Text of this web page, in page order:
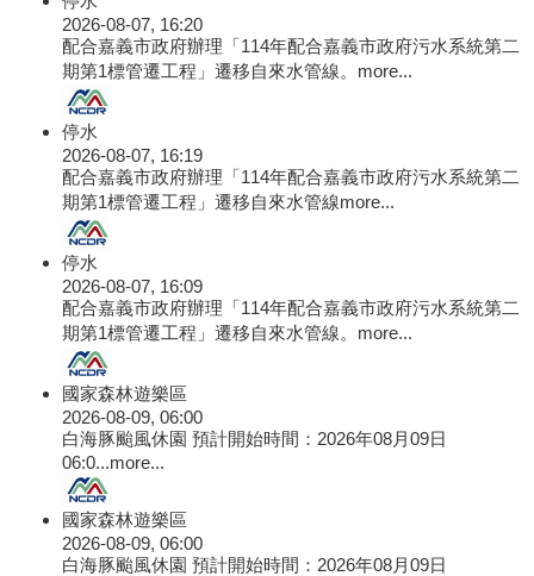
2026-08-07, 16:20
配合嘉義市政府辦理「114年配合嘉義市政府污水系統第二
期第1標管遷工程」遷移自來水管線。 more...
停水
2026-08-07, 16:19
配合嘉義市政府辦理「114年配合嘉義市政府污水系統第二
期第1標管遷工程」遷移自來水管線more...
停水
2026-08-07, 16:09
配合嘉義市政府辦理「114年配合嘉義市政府污水系統第二
期第1標管遷工程」遷移自來水管線。 more...
國家森林遊樂區
2026-08-09, 06:00
白海豚颱風休園 預計開始時間：2026年08月09日
06:0...more...
國家森林遊樂區
2026-08-09, 06:00
白海豚颱風休園 預計開始時間：2026年08月09日